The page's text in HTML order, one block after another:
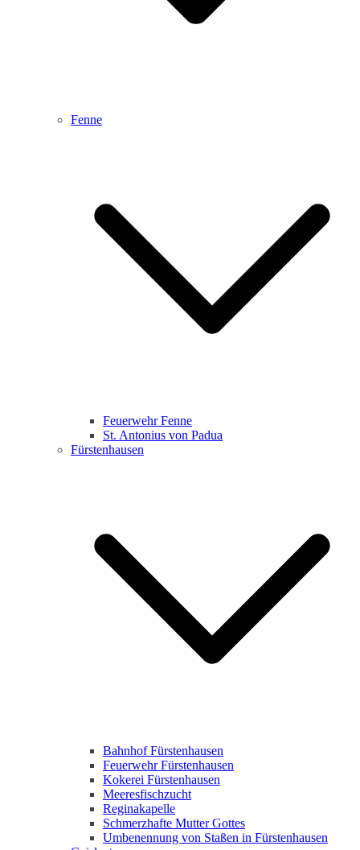
Fenne
Feuerwehr Fenne
St. Antonius von Padua
Fürstenhausen
Bahnhof Fürstenhausen
Feuerwehr Fürstenhausen
Kokerei Fürstenhausen
Meeresfischzucht
Reginakapelle
Schmerzhafte Mutter Gottes
Umbenennung von Staßen in Fürstenhausen